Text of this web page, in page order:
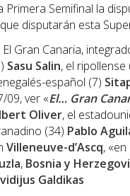
Primera Semifinal la
disputarán esta
Gran Canaria,
Sasu Salin, el ripollense
español (7)
09, ver «El… Gran
Oliver, el
(34) Pablo
Villeneuve-d’Ascq,
, Bosnia y
Galdikas